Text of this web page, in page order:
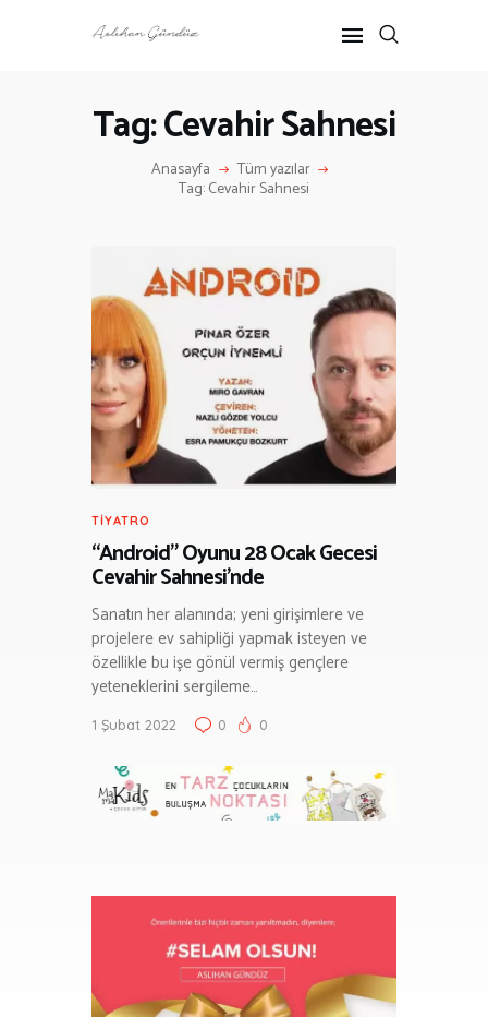
Tag: Cevahir Sahnesi
Anasayfa Tüm yazılar
Tag: Cevahir Sahnesi
ANASAYFA
RÖPORTAJ
HAKKIMDA
İLETIŞIM
TIYATRO
“Android” Oyunu 28 Ocak Gecesi
Cevahir Sahnesi’nde
Sanatın her alanında; yeni girişimlere ve
projelere ev sahipliği yapmak isteyen ve
özellikle bu işe gönül vermiş gençlere
yeteneklerini sergileme…
1 Şubat 2022 0 0